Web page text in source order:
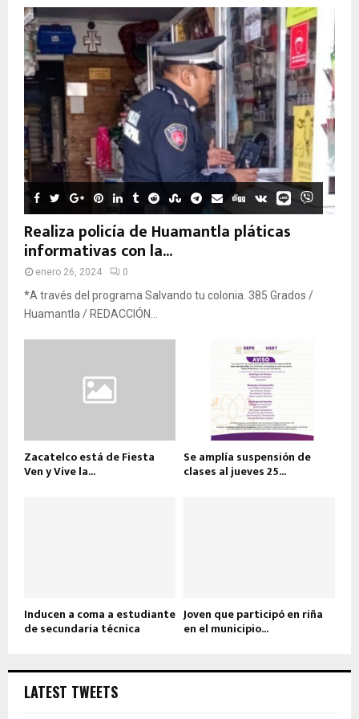
Realiza policía de Huamantla pláticas
informativas con la...
enero 26, 2024 0
*A través del programa Salvando tu colonia. 385 Grados /
Huamantla / REDACCIÓN...
Zacatelco está de Fiesta
Ven y Vive la...
Se amplía suspensión de
clases al jueves 25...
Inducen a coma a estudiante
de secundaria técnica
Joven que participó en riña
en el municipio...
LATEST TWEETS